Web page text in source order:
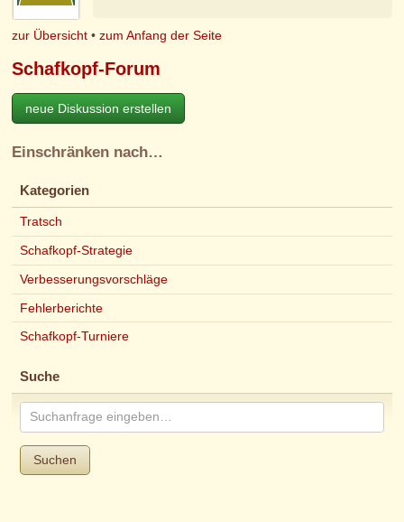
zur Übersicht •zum Anfang der Seite
Schafkopf-Forum
neue Diskussion erstellen
Einschränken nach…
Kategorien
Tratsch
Schafkopf-Strategie
Verbesserungsvorschläge
Fehlerberichte
Schafkopf-Turniere
Suche
Suchen